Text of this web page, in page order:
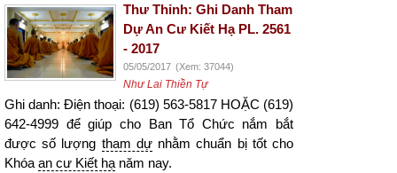
Thư Thỉnh: Ghi Danh Tham
Dự An Cư Kiết Hạ PL. 2561
- 2017
05/05/2017 (Xem: 37044)
Như Lai Thiền Tự
Ghi danh: Điện thoại: (619) 563-5817 HOẶC (619)
642-4999 để giúp cho Ban Tổ Chức nắm bắt
được số lượng tham dựnhằm chuẩn bị tốt cho
Khóa an cư Kiết hạ năm nay.